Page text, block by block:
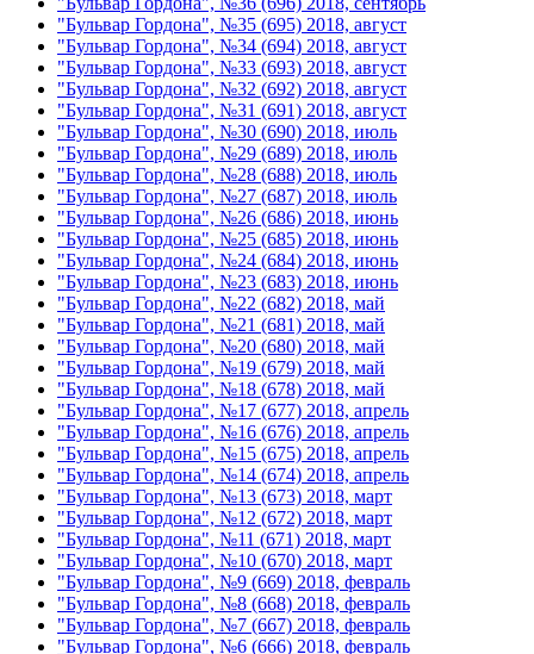
"Бульвар Гордона", №35 (695) 2018, август
"Бульвар Гордона", №34 (694) 2018, август
"Бульвар Гордона", №33 (693) 2018, август
"Бульвар Гордона", №32 (692) 2018, август
"Бульвар Гордона", №31 (691) 2018, август
"Бульвар Гордона", №30 (690) 2018, июль
"Бульвар Гордона", №29 (689) 2018, июль
"Бульвар Гордона", №28 (688) 2018, июль
"Бульвар Гордона", №27 (687) 2018, июль
"Бульвар Гордона", №26 (686) 2018, июнь
"Бульвар Гордона", №25 (685) 2018, июнь
"Бульвар Гордона", №24 (684) 2018, июнь
"Бульвар Гордона", №23 (683) 2018, июнь
"Бульвар Гордона", №22 (682) 2018, май
"Бульвар Гордона", №21 (681) 2018, май
"Бульвар Гордона", №20 (680) 2018, май
"Бульвар Гордона", №19 (679) 2018, май
"Бульвар Гордона", №18 (678) 2018, май
"Бульвар Гордона", №17 (677) 2018, апрель
"Бульвар Гордона", №16 (676) 2018, апрель
"Бульвар Гордона", №15 (675) 2018, апрель
"Бульвар Гордона", №14 (674) 2018, апрель
"Бульвар Гордона", №13 (673) 2018, март
"Бульвар Гордона", №12 (672) 2018, март
"Бульвар Гордона", №11 (671) 2018, март
"Бульвар Гордона", №10 (670) 2018, март
"Бульвар Гордона", №9 (669) 2018, февраль
"Бульвар Гордона", №8 (668) 2018, февраль
"Бульвар Гордона", №7 (667) 2018, февраль
"Бульвар Гордона", №6 (666) 2018, февраль